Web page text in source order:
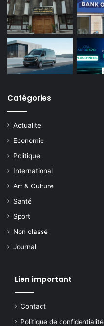
Catégories
Actualite
Economie
Politique
International
Art & Culture
Santé
Sport
Non classé
Journal
Lien important
Contact
Politique de confidentialité